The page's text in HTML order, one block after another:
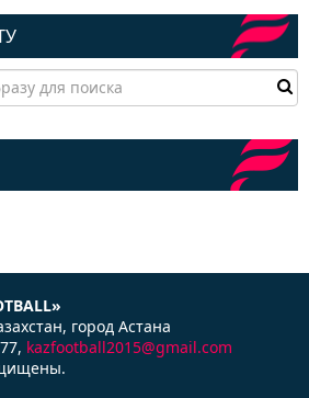
город Астана
kazfootball2015@gmail.com